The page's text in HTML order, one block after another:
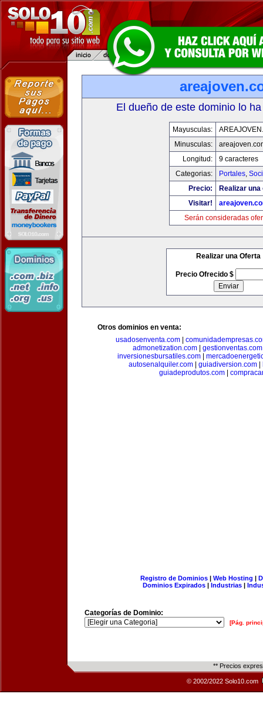
El dueño de este dominio lo
Mayusculas:
Minusculas:
Longitud:
9 caracteres
Categorias:
Portales,
Precio:
Realizar
Visitar!
Serán consideradas
Realizar una Oferta
Precio Ofrecido $
Otros dominios en venta:
usadosenventa.com|
admonetization.com| gestionventas.com
inversionesbursatiles.com|
autosenalquiler.com| guiadiversion.com|
guiadeprodutos.com|
Registro de Dominios| Web Hosting |
Dominios Expirados | Industrias |
Categorías de Dominio:
[Pág.
** Precios
© 2002/2022 Solo10.com